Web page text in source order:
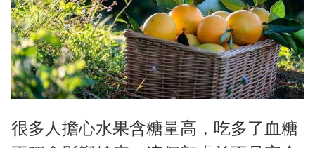
很多人擔心水果含糖量高，吃多了血糖